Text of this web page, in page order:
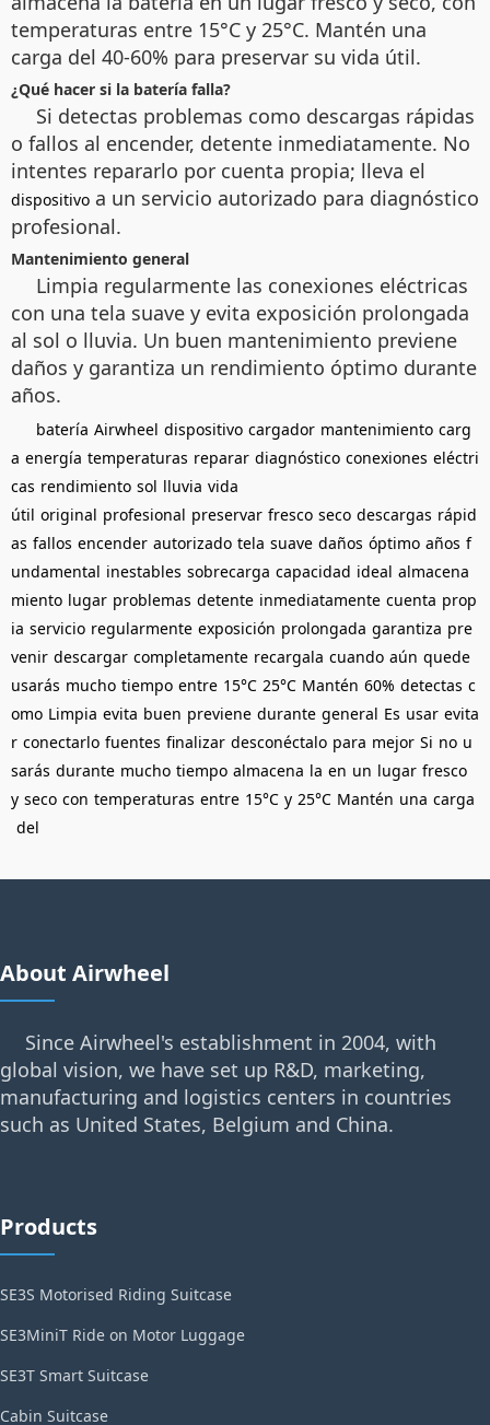
temperaturas entre 15°C y 25°C. Mantén una
carga del 40-60% para preservar su vida útil.
¿Qué hacer si la batería falla?
Si detectas problemas como descargas rápidas
o fallos al encender, detente inmediatamente. No
intentes repararlo por cuenta propia; lleva el
dispositivo a un servicio autorizado para diagnóstico
profesional.
Mantenimiento general
Limpia regularmente las conexiones eléctricas
con una tela suave y evita exposición prolongada
al sol o lluvia. Un buen mantenimiento previene
daños y garantiza un rendimiento óptimo durante
años.
batería Airwheel dispositivo cargador mantenimiento carg
a energía temperaturas reparar diagnóstico conexiones eléctri
cas rendimiento sol lluvia vida
útil original profesional preservar fresco seco descargas rápid
as fallos encender autorizado tela suave daños óptimo años f
undamental inestables sobrecarga capacidad ideal almacena
miento lugar problemas detente inmediatamente cuenta prop
ia servicio regularmente exposición prolongada garantiza pre
venir descargar completamente recargala cuando aún quede
usarás mucho tiempo entre 15°C 25°C Mantén 60% detectas c
omo Limpia evita buen previene durante general Es usar evita
r conectarlo fuentes finalizar desconéctalo para mejor Si no u
sarás durante mucho tiempo almacena la en un lugar fresco
y seco con temperaturas entre 15°C y 25°C Mantén una carga
del
About Airwheel
Since Airwheel's establishment in 2004, with
global vision, we have set up R&D, marketing,
manufacturing and logistics centers in countries
such as United States, Belgium and China.
Products
SE3S Motorised Riding Suitcase
SE3MiniT Ride on Motor Luggage
SE3T Smart Suitcase
Cabin Suitcase